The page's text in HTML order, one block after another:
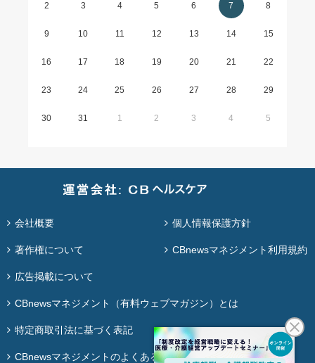
2 3 4 5 6 7 8
9 10 11 12 13 14 15
16 17 18 19 20 21 22
23 24 25 26 27 28 29
30 31 1 2 3 4 5
会社概要 個人情報保護方針
著作権について CBnewsマネジメント利用規約
広告掲載について
CBnewsマネジメント（有料ウェブマガジン）とは
特定商取引法に基づく表記
CBnewsマネジメントのよくある質問